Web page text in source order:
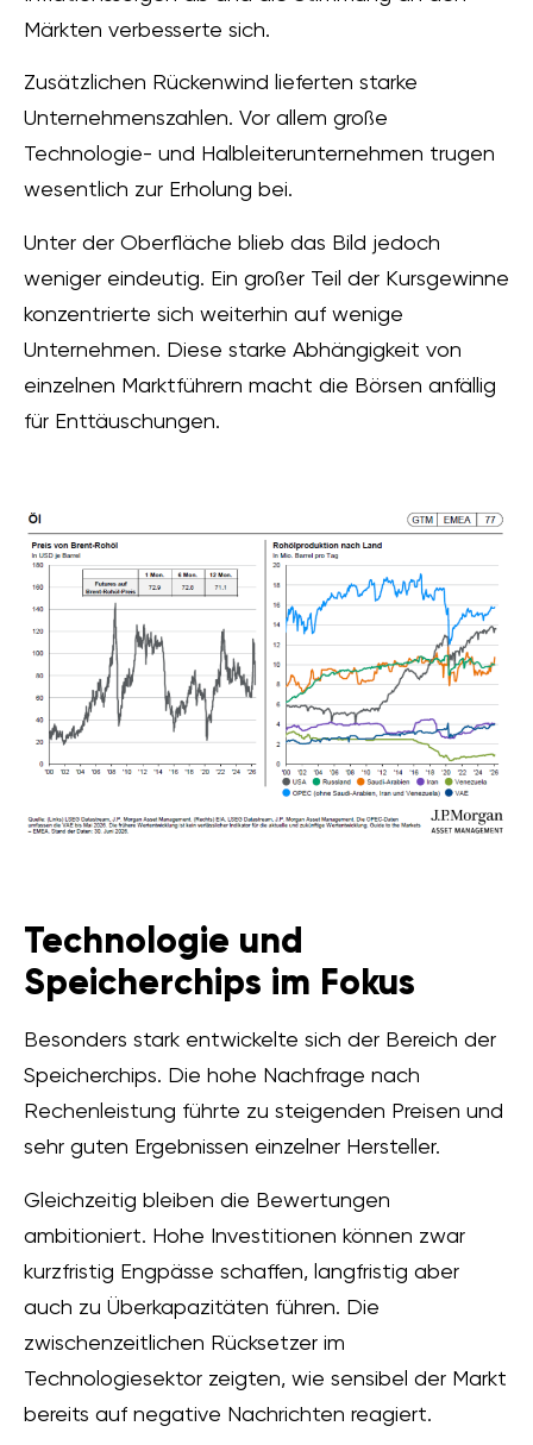
Märkten verbesserte sich.
Zusätzlichen Rückenwind lieferten starke
Unternehmenszahlen. Vor allem große
Technologie- und Halbleiterunternehmen trugen
wesentlich zur Erholung bei.
Unter der Oberfläche blieb das Bild jedoch
weniger eindeutig. Ein großer Teil der Kursgewinne
konzentrierte sich weiterhin auf wenige
Unternehmen. Diese starke Abhängigkeit von
einzelnen Marktführern macht die Börsen anfällig
für Enttäuschungen.
Technologie und
Speicherchips im Fokus
Besonders stark entwickelte sich der Bereich der
Speicherchips. Die hohe Nachfrage nach
Rechenleistung führte zu steigenden Preisen und
sehr guten Ergebnissen einzelner Hersteller.
Gleichzeitig bleiben die Bewertungen
ambitioniert. Hohe Investitionen können zwar
kurzfristig Engpässe schaffen, langfristig aber
auch zu Überkapazitäten führen. Die
zwischenzeitlichen Rücksetzer im
Technologiesektor zeigten, wie sensibel der Markt
bereits auf negative Nachrichten reagiert.